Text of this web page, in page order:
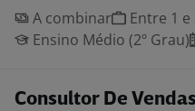
A combinar
Entre 1 e
Ensino Médio (2º Grau)
Consultor De